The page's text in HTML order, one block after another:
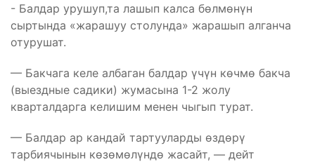
️- Балдар урушуп,та лашып калса бөлмөнүн
сыртында «жарашуу столунда» жарашып алганча
отурушат.
— Бакчага келе албаган балдар үчүн көчмө бакча
(выездные садики) жумасына 1-2 жолу
кварталдарга келишим менен чыгып турат.
— Балдар ар кандай тартууларды өздөрү
тарбиячынын көзөмөлүндө жасайт, — дейт